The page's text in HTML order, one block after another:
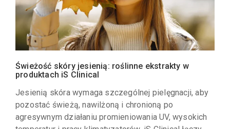
Świeżość skóry jesienią: roślinne ekstrakty w
produktach iS Clinical
Jesienią skóra wymaga szczególnej pielęgnacji, aby
pozostać świeżą, nawilżoną i chronioną po
agresywnym działaniu promieniowania UV, wysokich